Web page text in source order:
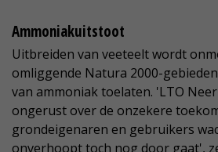
Ammoniakuitstoot
Uitbreiden van veeteelt wordt
omliggende Natura 2000-
van ammoniak toelaten. 'LTO
ongerust over de onzekere
grondeigenaren en gebruikers
onverhoopt toch nog door gaat',